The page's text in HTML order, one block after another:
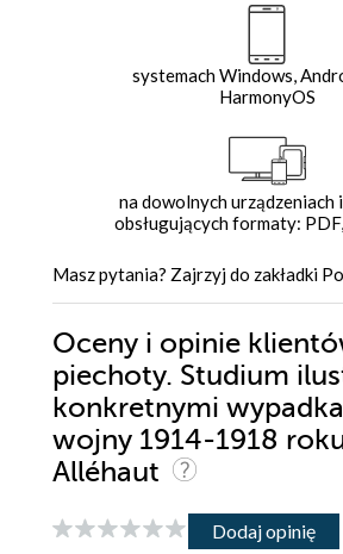
systemach Windows,
HarmonyOS
na dowolnych urządzeniach
obsługujących formaty:
Masz pytania? Zajrzyj do zakładki
Oceny i opinie
piechoty. Studium
konkretnymi
wojny 1914-1918
Alléhaut
Dodaj opinię